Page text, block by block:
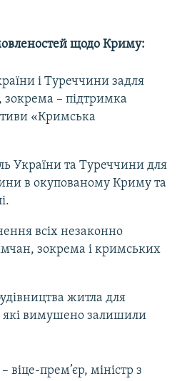
щодо Криму:
і Туреччини задля
зокрема – підтримка
«Кримська
України та Туреччини для
в окупованому Криму та
всіх незаконно
зокрема і кримських
житла для
які вимушено залишили
прем’єр, міністр з